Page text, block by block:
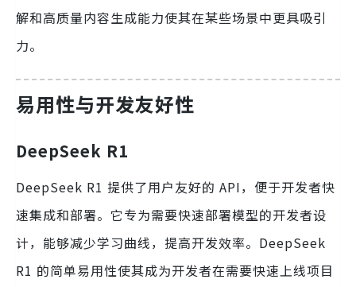
解和高质量内容生成能力使其在某些场景中更具吸引
力。
易用性与开发友好性
DeepSeek R1
DeepSeek R1 提供了用户友好的 API，便于开发者快
速集成和部署。它专为需要快速部署模型的开发者设
计，能够减少学习曲线，提高开发效率。DeepSeek
R1 的简单易用性使其成为开发者在需要快速上线项目